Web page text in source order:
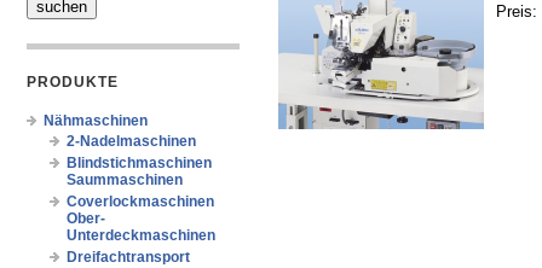
PRODUKTE
Nähmaschinen
2-Nadelmaschinen
Blindstichmaschinen
Saummaschinen
Coverlockmaschinen
Ober-
Unterdeckmaschinen
Dreifachtransport
Preis: